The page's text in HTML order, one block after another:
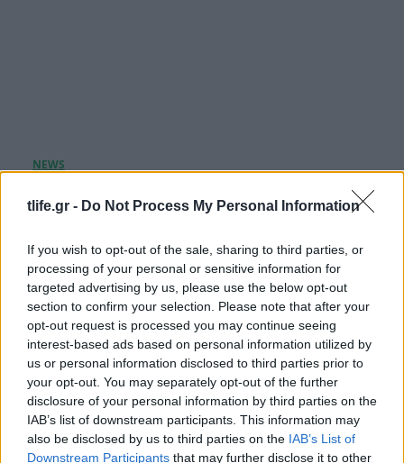
tlife.gr - Do Not Process My Personal Information
If you wish to opt-out of the sale, sharing to third parties, or
processing of your personal or sensitive information for
targeted advertising by us, please use the below opt-out
section to confirm your selection. Please note that after your
opt-out request is processed you may continue seeing
interest-based ads based on personal information utilized by
us or personal information disclosed to third parties prior to
your opt-out. You may separately opt-out of the further
disclosure of your personal information by third parties on the
IAB’s list of downstream participants. This information may
also be disclosed by us to third parties on the IAB’s List of
Downstream Participants that may further disclose it to other
party στην αγγλική εξοχή μετά τον γάμο τους –
08.08.2026